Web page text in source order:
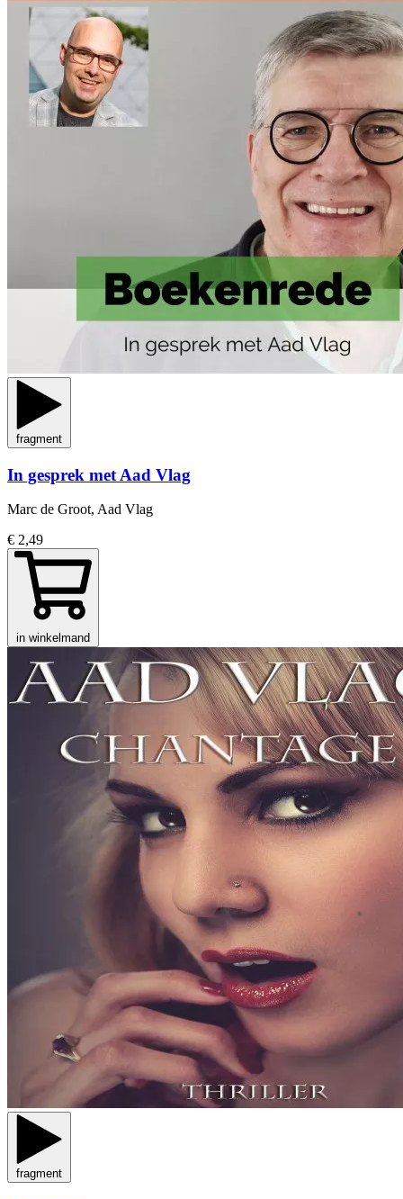
fragment
In gesprek met Aad Vlag
Marc de Groot, Aad Vlag
€ 2,49
in winkelmand
fragment